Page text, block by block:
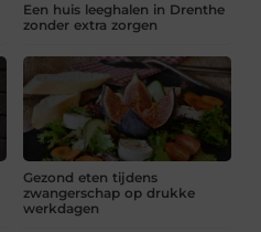
Een huis leeghalen in Drenthe
zonder extra zorgen
Gezond eten tijdens
zwangerschap op drukke
werkdagen